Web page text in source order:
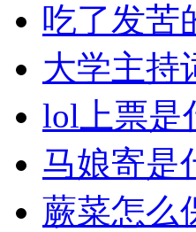
吃了发苦
大学主持
lol上票是
马娘寄是
蕨菜怎么